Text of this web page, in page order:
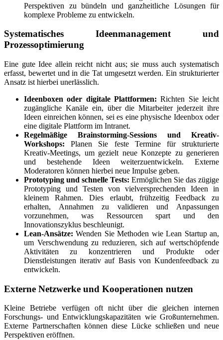
Perspektiven zu bündeln und ganzheitliche Lösungen für
komplexe Probleme zu entwickeln.
Systematisches Ideenmanagement und
Prozessoptimierung
Eine gute Idee allein reicht nicht aus; sie muss auch systematisch
erfasst, bewertet und in die Tat umgesetzt werden. Ein strukturierter
Ansatz ist hierbei unerlässlich.
Ideenboxen oder digitale Plattformen: Richten Sie leicht
zugängliche Kanäle ein, über die Mitarbeiter jederzeit ihre
Ideen einreichen können, sei es eine physische Ideenbox oder
eine digitale Plattform im Intranet.
Regelmäßige Brainstorming-Sessions und Kreativ-
Workshops: Planen Sie feste Termine für strukturierte
Kreativ-Meetings, um gezielt neue Konzepte zu generieren
und bestehende Ideen weiterzuentwickeln. Externe
Moderatoren können hierbei neue Impulse geben.
Prototyping und schnelle Tests: Ermöglichen Sie das zügige
Prototyping und Testen von vielversprechenden Ideen in
kleinem Rahmen. Dies erlaubt, frühzeitig Feedback zu
erhalten, Annahmen zu validieren und Anpassungen
vorzunehmen, was Ressourcen spart und den
Innovationszyklus beschleunigt.
Lean-Ansätze: Wenden Sie Methoden wie Lean Startup an,
um Verschwendung zu reduzieren, sich auf wertschöpfende
Aktivitäten zu konzentrieren und Produkte oder
Dienstleistungen iterativ auf Basis von Kundenfeedback zu
entwickeln.
Externe Netzwerke und Kooperationen nutzen
Kleine Betriebe verfügen oft nicht über die gleichen internen
Forschungs- und Entwicklungskapazitäten wie Großunternehmen.
Externe Partnerschaften können diese Lücke schließen und neue
Perspektiven eröffnen.